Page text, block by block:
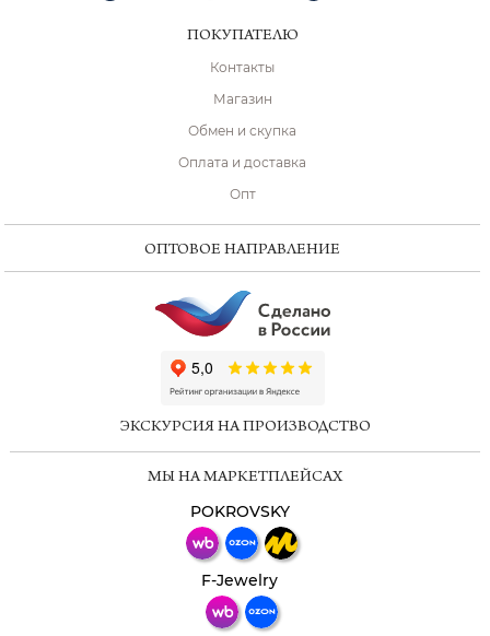
ПОКУПАТЕЛЮ
Контакты
Магазин
Обмен и скупка
Оплата и доставка
Опт
ОПТОВОЕ НАПРАВЛЕНИЕ
ЭКСКУРСИЯ НА ПРОИЗВОДСТВО
МЫ НА МАРКЕТПЛЕЙСАХ
POKROVSKY
F-Jewelry